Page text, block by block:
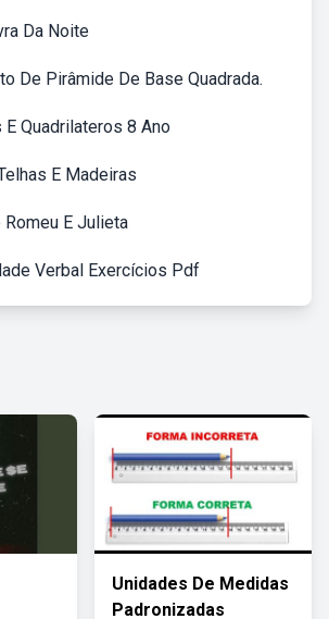
Da Noite
De Pirâmide De Base Quadrada.
E Quadrilateros 8 Ano
E Madeiras
Romeu E Julieta
Verbal Exercícios Pdf
Unidades De Medidas
Padronizadas